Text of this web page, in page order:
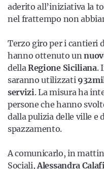
aderito all’iniziativa la
nel frattempo non
Terzo giro per i cantieri
hanno ottenuto un
dellaRegione Siciliana.
saranno utilizzati
servizi. La misura ha
persone che hanno
dalla pulizia delle ville e
spazzamento.
A comunicarlo, in
Sociali,Alessandra